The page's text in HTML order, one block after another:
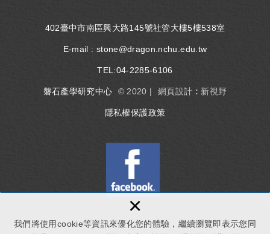
我們將使用cookie等資訊來優化您的體驗，繼續瀏覽即表示您同
×
402臺中市南區興大路145號社管大樓5樓538室
E-mail : stone@dragon.nchu.edu.tw
TEL:04-2285-6106
磐石產學研究中心 © 2020 | 網頁設計 : 新視野
隱私權保護政策